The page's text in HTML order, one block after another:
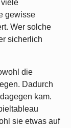
gewisse
Wer solche
sicherlich
die
Dadurch
kam.
sie etwas auf